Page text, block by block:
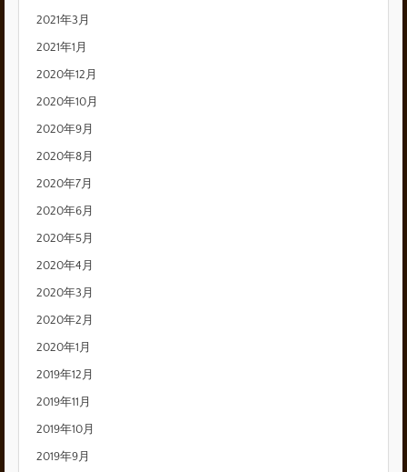
2021年3月
2021年1月
2020年12月
2020年10月
2020年9月
2020年8月
2020年7月
2020年6月
2020年5月
2020年4月
2020年3月
2020年2月
2020年1月
2019年12月
2019年11月
2019年10月
2019年9月